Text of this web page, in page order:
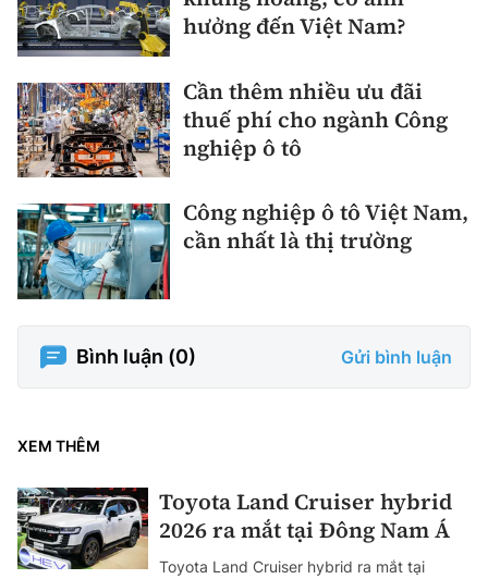
hưởng đến Việt Nam?
Cần thêm nhiều ưu đãi
thuế phí cho ngành Công
nghiệp ô tô
Công nghiệp ô tô Việt Nam,
cần nhất là thị trường
Bình luận (0) Gửi bình luận
XEM THÊM
Toyota Land Cruiser hybrid
2026 ra mắt tại Đông Nam Á
Toyota Land Cruiser hybrid ra mắt tại